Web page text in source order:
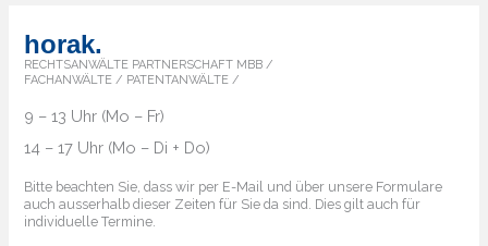
horak.
RECHTSANWÄLTE PARTNERSCHAFT MBB /
FACHANWÄLTE / PATENTANWÄLTE /
9 – 13 Uhr (Mo – Fr)
14 – 17 Uhr (Mo – Di + Do)
Bitte beachten Sie, dass wir per E-Mail und über unsere Formulare
auch ausserhalb dieser Zeiten für Sie da sind. Dies gilt auch für
individuelle Termine.